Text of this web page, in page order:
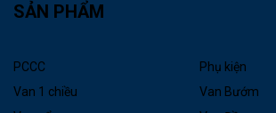
SẢN PHẨM
PCCC
Phụ kiện
Van 1 chiều
Van Bướm